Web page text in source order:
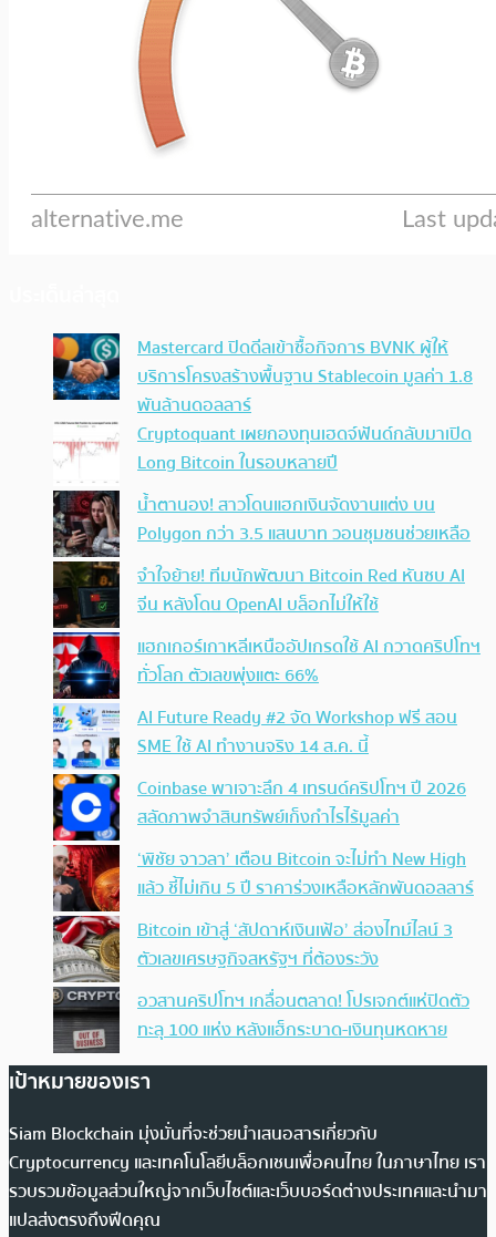
Mastercard ปิดดีลเข้าซื้อกิจการ BVNK ผู้ให้
บริการโครงสร้างพื้นฐาน Stablecoin มูลค่า 1.8
พันล้านดอลลาร์
Cryptoquant เผยกองทุนเฮดจ์ฟันด์กลับมาเปิด
Long Bitcoin ในรอบหลายปี
น้ำตานอง! สาวโดนแฮกเงินจัดงานแต่ง บน
Polygon กว่า 3.5 แสนบาท วอนชุมชนช่วยเหลือ
จำใจย้าย! ทีมนักพัฒนา Bitcoin Red หันซบ AI
จีน หลังโดน OpenAI บล็อกไม่ให้ใช้
แฮกเกอร์เกาหลีเหนืออัปเกรดใช้ AI กวาดคริปโทฯ
ทั่วโลก ตัวเลขพุ่งแตะ 66%
AI Future Ready #2 จัด Workshop ฟรี สอน
SME ใช้ AI ทำงานจริง 14 ส.ค. นี้
Coinbase พาเจาะลึก 4 เทรนด์คริปโทฯ ปี 2026
สลัดภาพจำสินทรัพย์เก็งกำไรไร้มูลค่า
‘พิชัย จาวลา’ เตือน Bitcoin จะไม่ทำ New High
แล้ว ชี้ไม่เกิน 5 ปี ราคาร่วงเหลือหลักพันดอลลาร์
Bitcoin เข้าสู่ ‘สัปดาห์เงินเฟ้อ’ ส่องไทม์ไลน์ 3
ตัวเลขเศรษฐกิจสหรัฐฯ ที่ต้องระวัง
อวสานคริปโทฯ เกลื่อนตลาด! โปรเจกต์แห่ปิดตัว
ทะลุ 100 แห่ง หลังแฮ็กระบาด-เงินทุนหดหาย
เป้าหมายของเรา
Siam Blockchain มุ่งมั่นที่จะช่วยนำเสนอสารเกี่ยวกับ
Cryptocurrency และเทคโนโลยีบล็อกเชนเพื่อคนไทย ในภาษาไทย เรา
รวบรวมข้อมูลส่วนใหญ่จากเว็บไซต์และเว็บบอร์ดต่างประเทศและนำมา
แปลส่งตรงถึงฟีดคุณ